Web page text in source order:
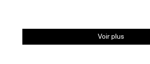
Voir plus